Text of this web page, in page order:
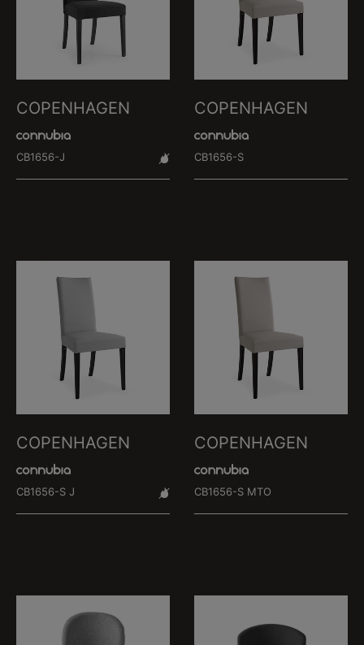
COPENHAGEN
CB1656-J
COPENHAGEN
CB1656-S
COPENHAGEN
CB1656-S J
COPENHAGEN
CB1656-S MTO